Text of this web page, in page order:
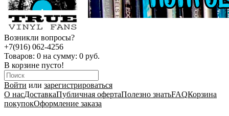
Возникли вопросы?
+7(916) 062-4256
Товаров: 0 на сумму: 0 руб.
В корзине пусто!
Войти или зарегистрироваться
О насДоставкаПубличная офертаПолезно знатьFAQКорзина
покупокОформление заказа